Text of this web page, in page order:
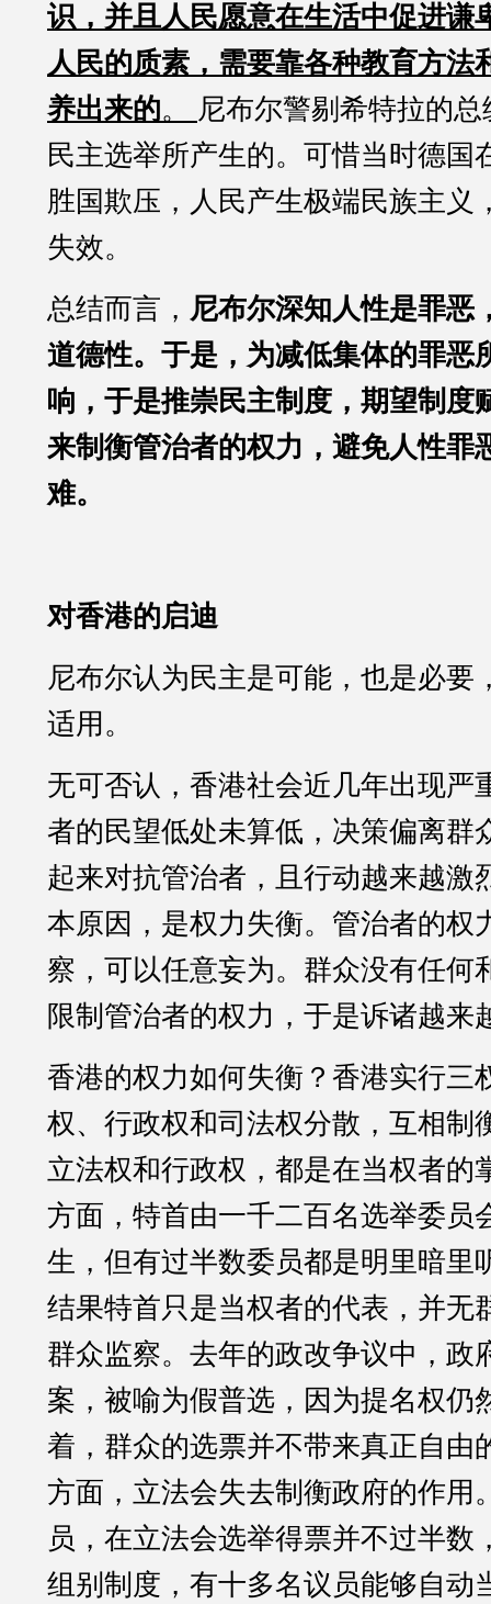
识，并且人民愿意在生活中促进谦
人民的质素，需要靠各种教育方法
养出来的。
尼布尔警剔希特拉的
民主选举所产生的。可惜当时德国
胜国欺压，人民产生极端民族主义
失效。
总结而言， 尼布尔深知人性是罪恶
道德性。于是，为减低集体的罪恶
响，于是推崇民主制度，期望制度
来制衡管治者的权力，避免人性罪
难。
对香港的启迪
尼布尔认为民主是可能，也是必要
适用。
无可否认，香港社会近几年出现严
者的民望低处未算低，决策偏离群
起来对抗管治者，且行动越来越激
本原因，是权力失衡。管治者的权
察，可以任意妄为。群众没有任何
限制管治者的权力，于是诉诸越来
香港的权力如何失衡？香港实行三
权、行政权和司法权分散，互相制
立法权和行政权，都是在当权者的
方面，特首由一千二百名选举委员
生，但有过半数委员都是明里暗里
结果特首只是当权者的代表，并无
群众监察。去年的政改争议中，政
案，被喻为假普选，因为提名权仍
着，群众的选票并不带来真正自由
方面，立法会失去制衡政府的作用
员，在立法会选举得票并不过半数
组别制度，有十多名议员能够自动